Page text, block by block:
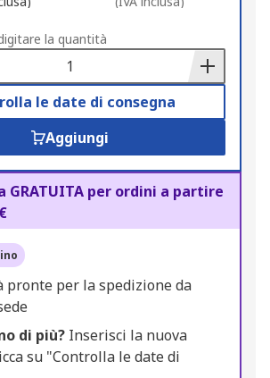
la quantità
le date di consegna
Aggiungi
GRATUITA per ordini a partire
pronte per la spedizione da
di più? Inserisci la nuova
su "Controlla le date di